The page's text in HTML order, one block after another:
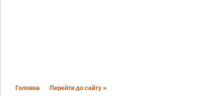
Головна Перейти до сайту »